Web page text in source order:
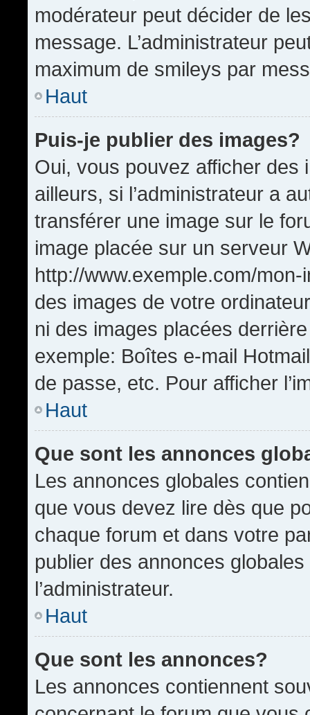
modérateur peut décider de
message. L’administrateur
maximum de smileys par
Haut
Puis-je publier des images?
Oui, vous pouvez afficher
ailleurs, si l’administrateur a
transférer une image sur le
image placée sur un serveur
http://www.exemple.com/
des images de votre
ni des images placées
exemple: Boîtes e-mail
de passe, etc. Pour afficher
Haut
Que sont les annonces
Les annonces globales
que vous devez lire dès que
chaque forum et dans votre
publier des annonces
l’administrateur.
Haut
Que sont les annonces?
Les annonces contiennent